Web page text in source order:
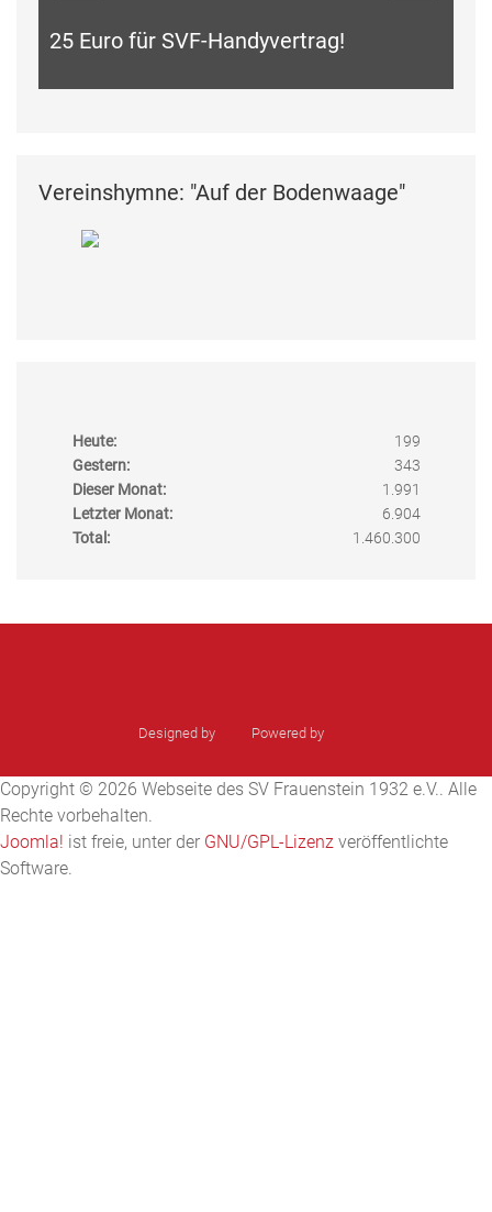
25 Euro für SVF-Handyvertrag!
Vereinshymne: "Auf der Bodenwaage"
Heute:
199
Gestern:
343
Dieser Monat:
1.991
Letzter Monat:
6.904
Total:
1.460.300
Designed by Powered by
Copyright © 2026 Webseite des SV Frauenstein 1932 e.V.. Alle
Rechte vorbehalten.
Joomla! ist freie, unter der GNU/GPL-Lizenz veröffentlichte
Software.